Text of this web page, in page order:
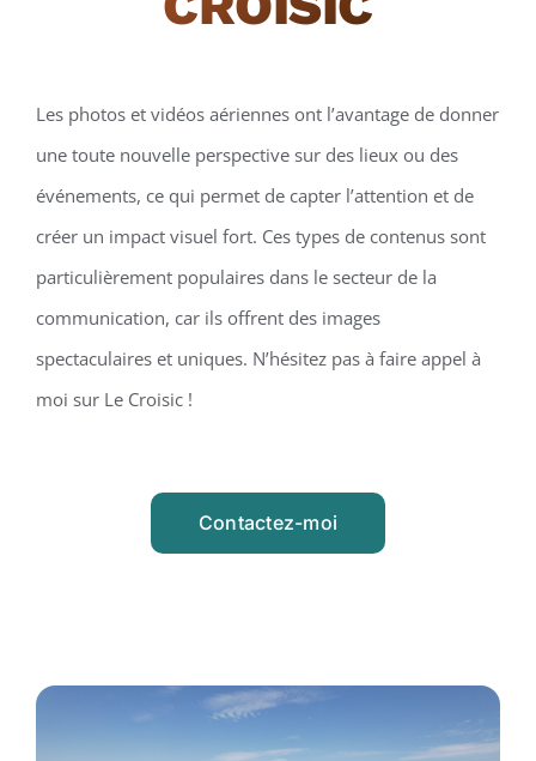
Les photos et vidéos aériennes ont l’avantage de donner
une toute nouvelle perspective sur des lieux ou des
événements, ce qui permet de capter l’attention et de
créer un impact visuel fort. Ces types de contenus sont
particulièrement populaires dans le secteur de la
communication, car ils offrent des images
spectaculaires et uniques. N’hésitez pas à faire appel à
moi sur Le Croisic !
Contactez-moi